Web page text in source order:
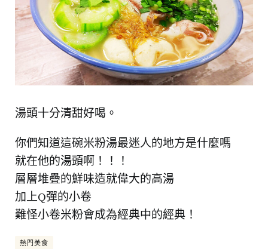
湯頭十分清甜好喝。
你們知道這碗米粉湯最迷人的地方是什麼嗎
就在他的湯頭啊！！！
層層堆疊的鮮味造就偉大的高湯
加上Q彈的小卷
難怪小卷米粉會成為經典中的經典！
熱門美食